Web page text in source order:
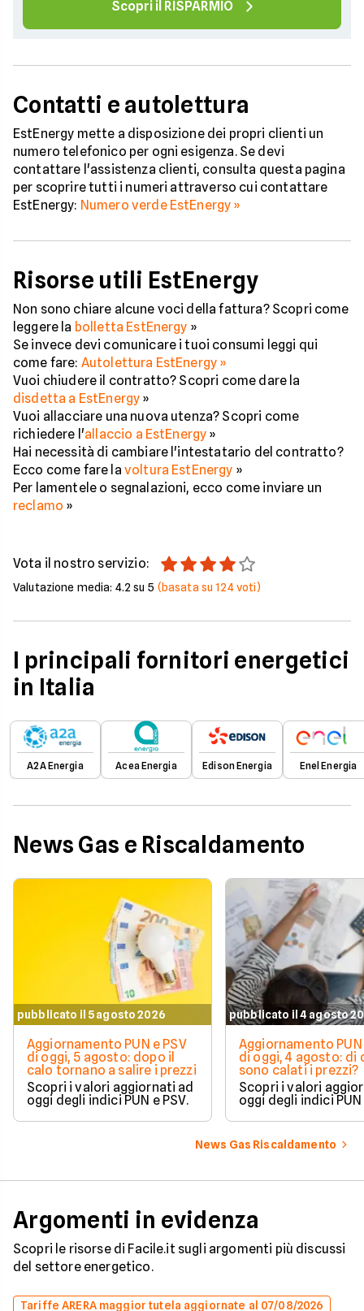
Scopri il RISPARMIO
Contatti e autolettura
EstEnergy mette a disposizione dei propri clienti un
numero telefonico per ogni esigenza. Se devi
contattare l'assistenza clienti, consulta questa pagina
per scoprire tutti i numeri attraverso cui contattare
EstEnergy: Numero verde EstEnergy »
Risorse utili EstEnergy
Non sono chiare alcune voci della fattura? Scopri come
leggere la bolletta EstEnergy »
Se invece devi comunicare i tuoi consumi leggi qui
come fare: Autolettura EstEnergy »
Vuoi chiudere il contratto? Scopri come dare la
disdetta a EstEnergy »
Vuoi allacciare una nuova utenza? Scopri come
richiedere l'allaccio a EstEnergy »
Hai necessità di cambiare l'intestatario del contratto?
Ecco come fare la voltura EstEnergy »
Per lamentele o segnalazioni, ecco come inviare un
reclamo »
Vota il nostro servizio:
Valutazione media: 4.2 su 5 (basata su124voti)
I principali fornitori energetici
in Italia
A2A Energia Acea Energia Edison Energia Enel Energia
News Gas e Riscaldamento
pubblicato il 5 agosto 2026
Aggiornamento PUN e PSV
di oggi, 5 agosto: dopo il
calo tornano a salire i prezzi
Scopri i valori aggiornati ad
oggi degli indici PUN e PSV.
pubblicato il 4 agosto
Aggiornamento PUN
di oggi, 4 agosto: di
sono calati i prezzi?
Scopri i valori
oggi degli indici PUN
News Gas Riscaldamento
Argomenti in evidenza
Scopri le risorse di Facile.it sugli argomenti più discussi
del settore energetico.
Tariffe ARERA maggior tutela aggiornate al 07/08/2026